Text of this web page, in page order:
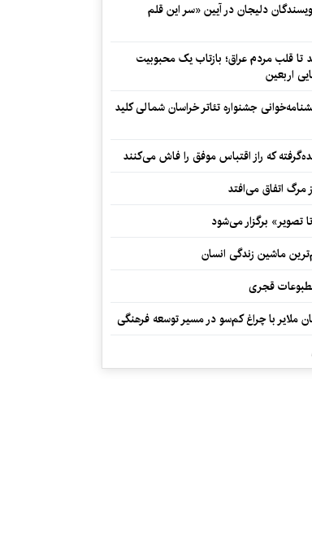
از ۶ اثر نویسندگان دلیجان در آیین «سر این قلم
تا قلب مردم عراق؛ بازتاب یک محبوبیت
اربعین
جشنواره تئاتر خراسان شمالی کلید
که راز اقتباس موفق را فاش می‌کنند
مرگ اتفاق می‌افتد
برگزار می‌شود
ماشین زندگی انسان
قجری
ملایر با چراغ کم‌سو در مسیر توسعه فرهنگی